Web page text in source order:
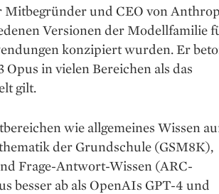
und CEO von
Versionen der Modellfamilie
konzipiert wurden. Er
in vielen Bereichen als das
gilt.
wie allgemeines Wissen
der Grundschule (GSM8K),
Frage-Antwort-Wissen (ARC-
besser ab als OpenAIs GPT-4 und